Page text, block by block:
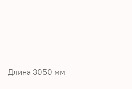
Длина 3050 мм